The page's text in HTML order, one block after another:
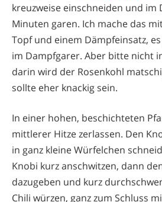
kreuzweise einschneiden und im
Minuten garen. Ich mache das
Topf und einem Dämpfeinsatz,
im Dampfgarer. Aber bitte nicht
darin wird der Rosenkohl
sollte eher knackig sein.
In einer hohen, beschichteten
mittlerer Hitze zerlassen. Den
in ganz kleine Würfelchen
Knobi kurz anschwitzen, dann
dazugeben und kurz
Chili würzen, ganz zum Schluss